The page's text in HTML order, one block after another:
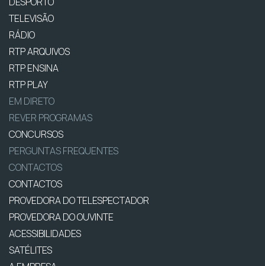
TELEVISÃO
RÁDIO
RTP ARQUIVOS
RTP ENSINA
RTP PLAY
EM DIRETO
REVER PROGRAMAS
CONCURSOS
PERGUNTAS FREQUENTES
CONTACTOS
CONTACTOS
PROVEDORA DO TELESPECTADOR
PROVEDORA DO OUVINTE
ACESSIBILIDADES
SATÉLITES